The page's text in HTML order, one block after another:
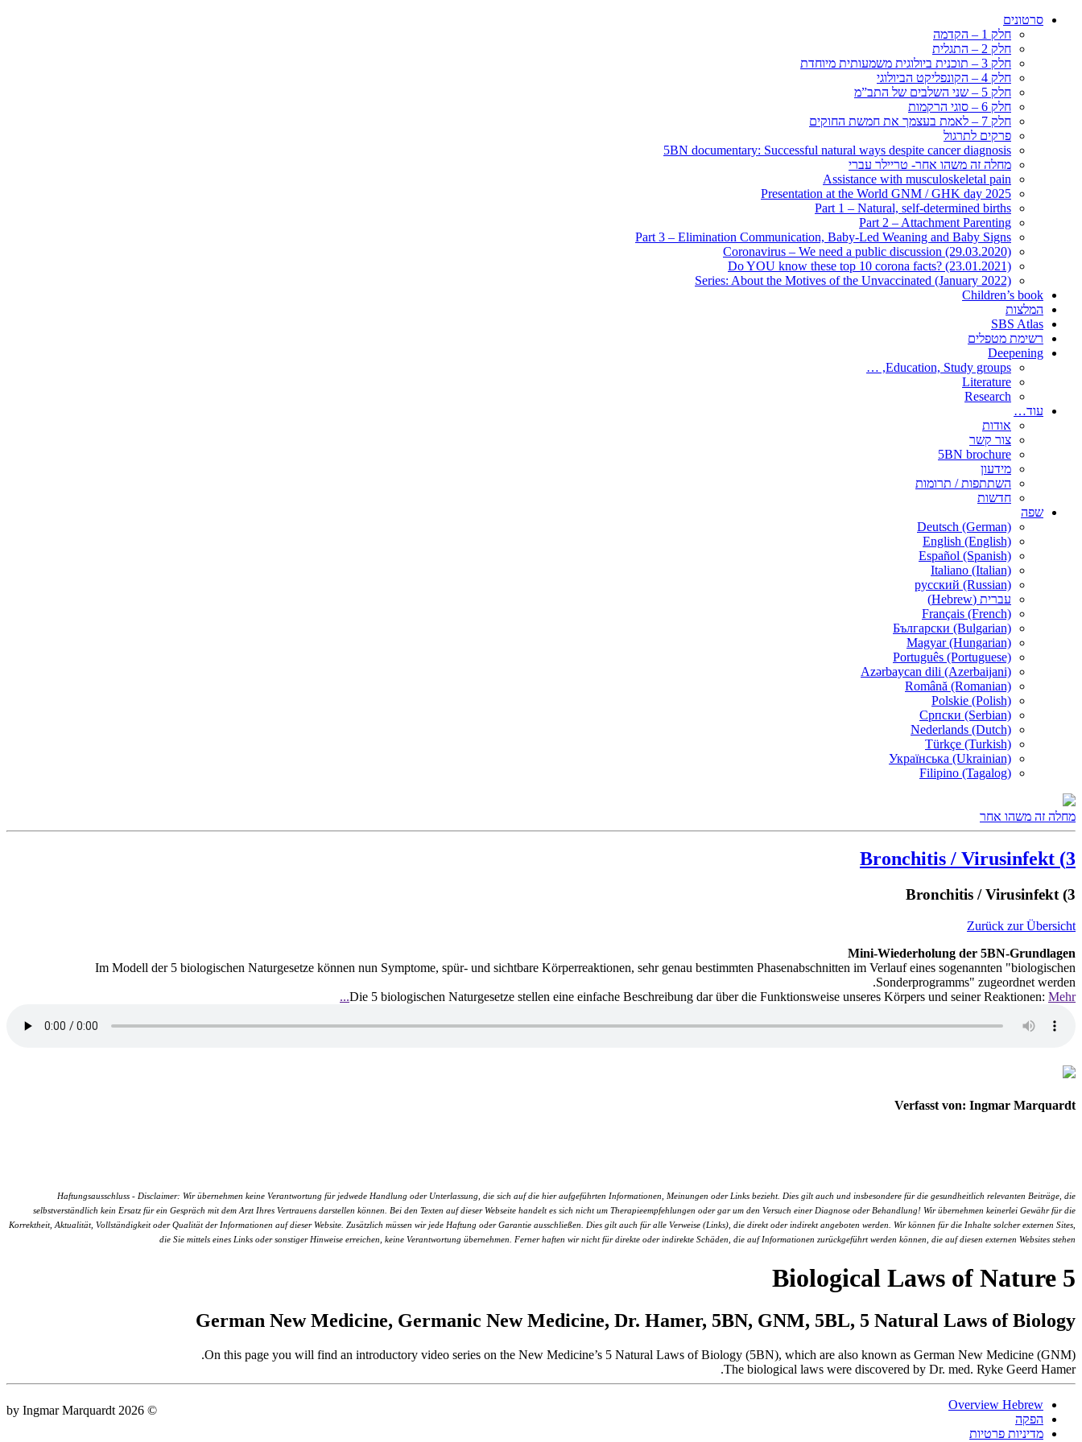
סרטונים
חלק 1 – הקדמה
חלק 2 – התגלית
חלק 3 – תוכנית ביולוגית משמעותית מיוחדת
חלק 4 – הקונפליקט הביולוגי
חלק 5 – שני השלבים של התב”מ
חלק 6 – סוגי הרקמות
חלק 7 – לאמת בעצמך את חמשת החוקים
פרקים לתרגול
5BN documentary: Successful natural ways despite cancer diagnosis
מחלה זה משהו אחר- טריילר עברי
Assistance with musculoskeletal pain
Presentation at the World GNM / GHK day 2025
Part 1 – Natural, self-determined births
Part 2 – Attachment Parenting
Part 3 – Elimination Communication, Baby-Led Weaning and Baby Signs
Coronavirus – We need a public discussion (29.03.2020)
Do YOU know these top 10 corona facts? (23.01.2021)
Series: About the Motives of the Unvaccinated (January 2022)
Children’s book
המלצות
SBS Atlas
רשימת מטפלים
Deepening
Education, Study groups, …
Literature
Research
עוד…
אודות
צור קשר
5BN brochure
מידעון
השתתפות / תרומות
חדשות
שפה
Deutsch (German)
English (English)
Español (Spanish)
Italiano (Italian)
русский (Russian)
עברית (Hebrew)
Français (French)
Български (Bulgarian)
Magyar (Hungarian)
Português (Portuguese)
Azərbaycan dili (Azerbaijani)
Română (Romanian)
Polskie (Polish)
Српски (Serbian)
Nederlands (Dutch)
Türkçe (Turkish)
Українська (Ukrainian)
Filipino (Tagalog)
מחלה זה משהו אחר
3) Bronchitis / Virusinfekt
3) Bronchitis / Virusinfekt
Zurück zur Übersicht
Mini-Wiederholung der 5BN-Grundlagen
Im Modell der 5 biologischen Naturgesetze können nun Symptome, spür- und sichtbare Körperreaktionen, sehr genau bestimmten Phasenabschnitten im Verlauf eines sogenannten "biologischen
Sonderprogramms" zugeordnet werden.
Die 5 biologischen Naturgesetze stellen eine einfache Beschreibung dar über die Funktionsweise unseres Körpers und seiner Reaktionen: Mehr...
Verfasst von: Ingmar Marquardt
Haftungsausschluss - Disclaimer: Wir übernehmen keine Verantwortung für jedwede Handlung oder Unterlassung, die sich auf die hier aufgeführten Informationen, Meinungen oder Links bezieht. Dies gilt auch und insbesondere für die gesundheitlich relevanten Beiträge, die
selbstverständlich kein Ersatz für ein Gespräch mit dem Arzt Ihres Vertrauens darstellen können. Bei den Texten auf dieser Webseite handelt es sich nicht um Therapieempfehlungen oder gar um den Versuch einer Diagnose oder Behandlung! Wir übernehmen keinerlei Gewähr für die
Korrektheit, Aktualität, Vollständigkeit oder Qualität der Informationen auf dieser Website. Zusätzlich müssen wir jede Haftung oder Garantie ausschließen. Dies gilt auch für alle Verweise (Links), die direkt oder indirekt angeboten werden. Wir können für die Inhalte solcher externen Sites,
die Sie mittels eines Links oder sonstiger Hinweise erreichen, keine Verantwortung übernehmen. Ferner haften wir nicht für direkte oder indirekte Schäden, die auf Informationen zurückgeführt werden können, die auf diesen externen Websites stehen
5 Biological Laws of Nature
German New Medicine, Germanic New Medicine, Dr. Hamer, 5BN, GNM, 5BL, 5 Natural Laws of Biology
On this page you will find an introductory video series on the New Medicine’s 5 Natural Laws of Biology (5BN), which are also known as German New Medicine (GNM).
The biological laws were discovered by Dr. med. Ryke Geerd Hamer.
© 2026 by Ingmar Marquardt
Overview Hebrew
הפקה
מדיניות פרטיות